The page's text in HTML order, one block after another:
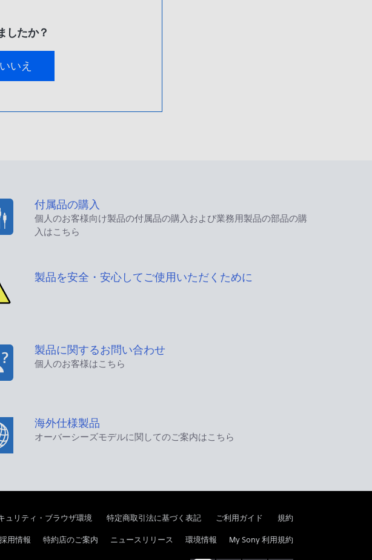
したか？
いいえ
付属品の購入
個人のお客様向け製品の付属品の購入および業務用製品の部品の購
入はこちら
製品を安全・安心してご使用いただくために
製品に関するお問い合わせ
個人のお客様はこちら
海外仕様製品
オーバーシーズモデルに関してのご案内はこちら
ュリティ・ブラウザ環境 特定商取引法に基づく表記 ご利用ガイド 規約
採用情報 特約店のご案内 ニュースリリース 環境情報 My Sony 利用規約